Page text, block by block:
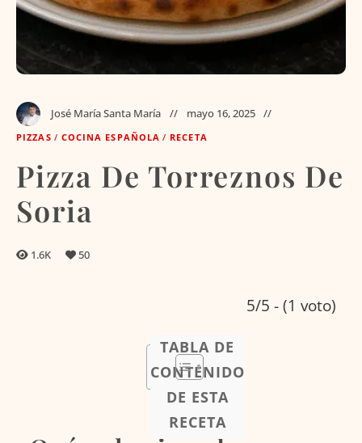
José María Santa María mayo 16, 2025
PIZZAS / COCINA ESPAÑOLA / RECETA
Pizza De Torreznos De
Soria
1.6K 50
5/5 - (1 voto)
TABLA DE
CONTENIDO
DE ESTA
RECETA